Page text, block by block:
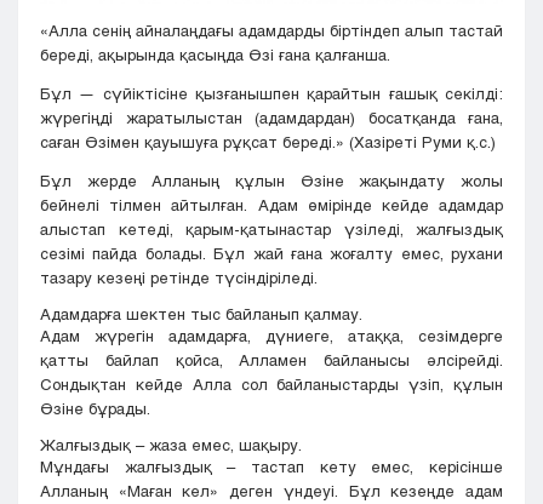
«Алла сенің айналаңдағы адамдарды біртіндеп алып тастай
береді, ақырында қасыңда Өзі ғана қалғанша.
Бұл — сүйіктісіне қызғанышпен қарайтын ғашық секілді:
жүрегіңді жаратылыстан (адамдардан) босатқанда ғана,
саған Өзімен қауышуға рұқсат береді.» (Хазіреті Руми қ.с.)
Бұл жерде Алланың құлын Өзіне жақындату жолы
бейнелі тілмен айтылған. Адам өмірінде кейде адамдар
алыстап кетеді, қарым-қатынастар үзіледі, жалғыздық
сезімі пайда болады. Бұл жай ғана жоғалту емес, рухани
тазару кезеңі ретінде түсіндіріледі.
Адамдарға шектен тыс байланып қалмау.
Адам жүрегін адамдарға, дүниеге, атаққа, сезімдерге
қатты байлап қойса, Алламен байланысы әлсірейді.
Сондықтан кейде Алла сол байланыстарды үзіп, құлын
Өзіне бұрады.
Жалғыздық – жаза емес, шақыру.
Мұндағы жалғыздық – тастап кету емес, керісінше
Алланың «Маған кел» деген үндеуі. Бұл кезеңде адам